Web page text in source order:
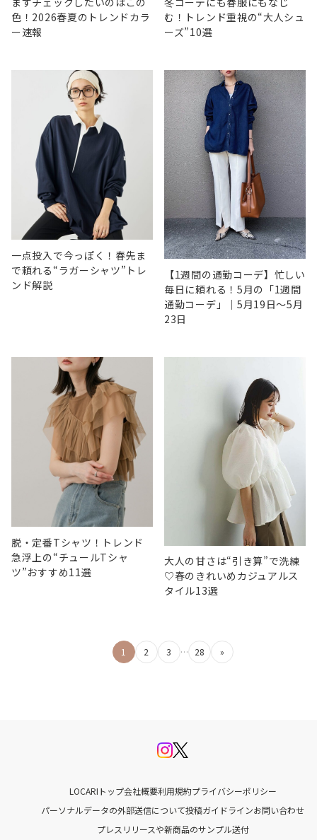
色！2026春夏のトレンドカラ
ー速報
む！トレンド重視の“大人シュ
ーズ”10選
一点投入で今っぽく！春先ま
で頼れる“ラガーシャツ”トレ
ンド解説
【1週間の通勤コーデ】忙しい
毎日に頼れる！5月の「1週間
通勤コーデ」｜5月19日〜5月
23日
脱・定番Tシャツ！トレンド
急浮上の“チュールTシャ
ツ”おすすめ11選
大人の甘さは“引き算”で洗練
♡春のきれいめカジュアルス
タイル13選
1 2 3 … 28 »
LOCARIトップ会社概要利用規約プライバシーポリシー
パーソナルデータの外部送信について投稿ガイドラインお問い合わせ
プレスリリースや新商品のサンプル送付